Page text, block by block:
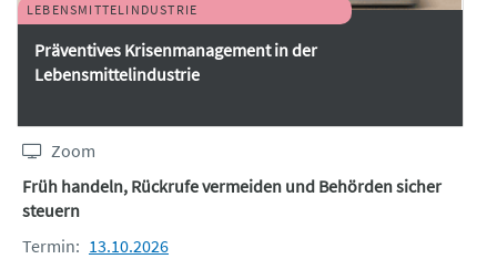
14.45 Pause
15.00 Präsentation & Gruppen-
sinnvoll in den Arbeitsalltag
Welche Hürden und
LEBENSMITTELINDUSTRIE
Präventives Krisenmanagement in der
Lebensmittelindustrie
Zoom
Früh handeln, Rückrufe vermeiden und Behörden sicher
steuern
Termin: 13.10.2026